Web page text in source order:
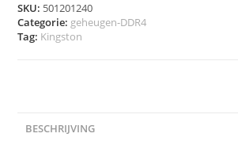
SKU: 501201240
Categorie: geheugen-DDR4
Tag: Kingston
BESCHRIJVING